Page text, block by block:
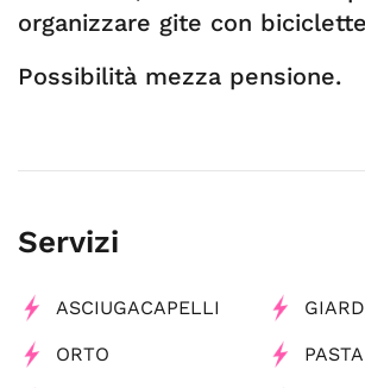
organizzare gite con
​Possibilità mezza pensione.
Servizi
ASCIUGACAPELLI
ORTO PASTA